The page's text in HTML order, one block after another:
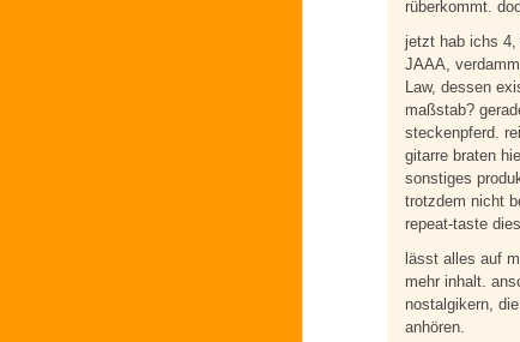
rüberkommt.
jetzt hab ichs 4,
JAAA,
Law, dessen
maßstab?
steckenpferd.
gitarre braten
sonstiges
trotzdem nicht
repeat-taste
lässt alles auf
mehr inhalt.
nostalgikern,
anhören.